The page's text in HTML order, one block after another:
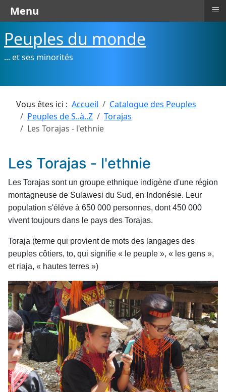
Peuples du monde
... et ses minorités
Vous êtes ici : Accueil
Catalogue des Peuples
Peuples de S..à..Z
Torajas
Les Torajas - l'ethnie
Les Torajas - l'ethnie
Les Torajas sont un groupe ethnique indigène d'une région
montagneuse de Sulawesi du Sud, en Indonésie. Leur
population s'élève à 650 000 personnes, dont 450 000
vivent toujours dans le pays des Torajas.
Toraja (terme qui provient de mots des langages des
peuples côtiers, to, qui signifie « le peuple », « les gens »,
et riaja, « hautes terres »)
Menu ≡